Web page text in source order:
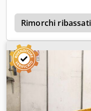
Rimorchi ribassati